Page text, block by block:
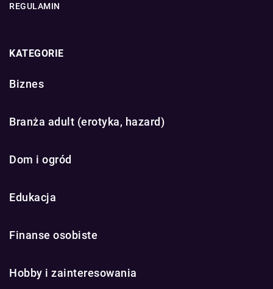
REGULAMIN
KATEGORIE
Biznes
Branża adult (erotyka, hazard)
Dom i ogród
Edukacja
Finanse osobiste
Hobby i zainteresowania